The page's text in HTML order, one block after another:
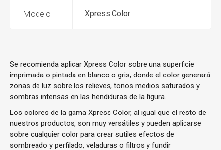
Modelo Xpress Color
Se recomienda aplicar Xpress Color sobre una superficie
imprimada o pintada en blanco o gris, donde el color generará
zonas de luz sobre los relieves, tonos medios saturados y
sombras intensas en las hendiduras de la figura.
Los colores de la gama Xpress Color, al igual que el resto de
nuestros productos, son muy versátiles y pueden aplicarse
sobre cualquier color para crear sutiles efectos de
sombreado y perfilado, veladuras o filtros y fundir